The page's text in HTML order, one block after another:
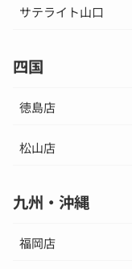
サテライト山口
四国
徳島店
松山店
九州・沖縄
福岡店